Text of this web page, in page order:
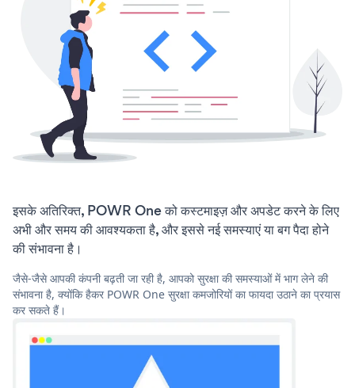
इसके अतिरिक्त, POWR One को कस्टमाइज़ और अपडेट करने के लिए
अभी और समय की आवश्यकता है, और इससे नई समस्याएं या बग पैदा होने
की संभावना है।
जैसे-जैसे आपकी कंपनी बढ़ती जा रही है, आपको सुरक्षा की समस्याओं में भाग लेने की
संभावना है, क्योंकि हैकर POWR One सुरक्षा कमजोरियों का फायदा उठाने का प्रयास
कर सकते हैं।